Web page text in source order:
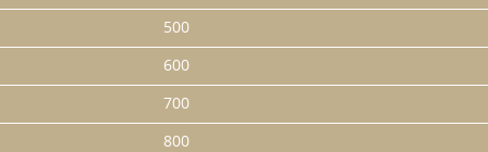
500
600
700
800